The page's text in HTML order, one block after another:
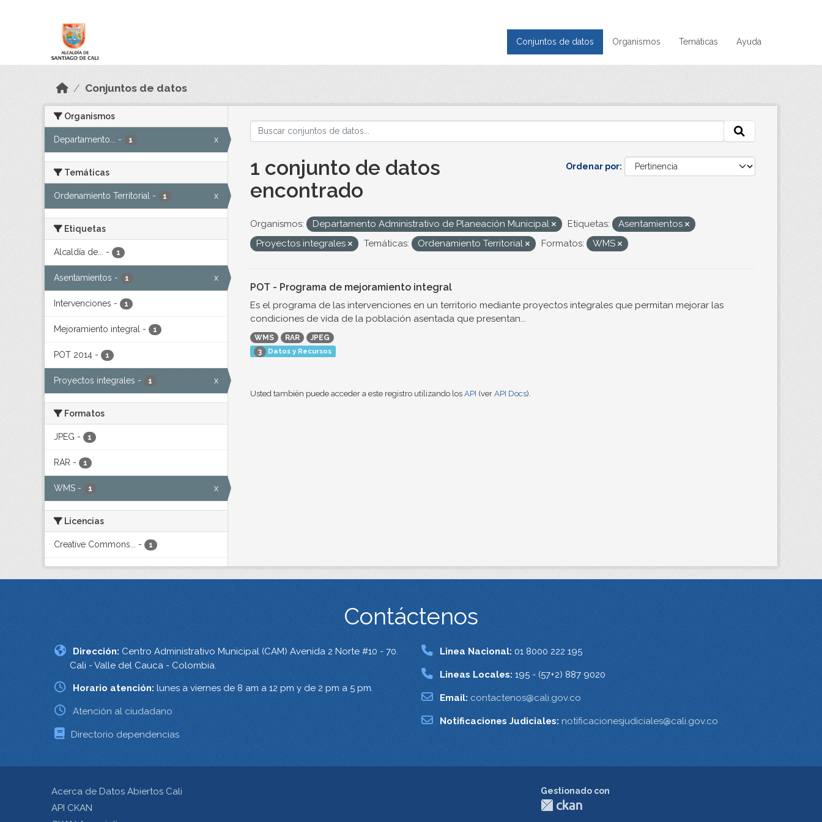
Conjuntos de datos Organismos Temáticas Ayuda
Conjuntos de datos
Organismos
Departamento... - 1 x
Temáticas
Ordenamiento Territorial - 1 x
Etiquetas
Alcaldía de... - 1
Asentamientos - 1 x
Intervenciones - 1
Mejoramiento integral - 1
POT 2014 - 1
Proyectos integrales - 1 x
Formatos
JPEG - 1
RAR - 1
WMS - 1 x
Licencias
Creative Commons... - 1
Ordenar por
1 conjunto de datos
encontrado
Organismos: Departamento Administrativo de Planeación Municipal Etiquetas:
Asentamientos
Proyectos integrales
Temáticas: Ordenamiento Territorial Formatos: WMS
POT - Programa de mejoramiento integral
Es el programa de las intervenciones en un territorio mediante proyectos integrales que permitan mejorar las
condiciones de vida de la población asentada que presentan...
WMS RAR
JPEG
3
Datos y Recursos
Usted también puede acceder a este registro utilizando los API (ver API Docs).
Contáctenos
Dirección: Centro Administrativo Municipal (CAM) Avenida 2 Norte #10 - 70.
Cali - Valle del Cauca - Colombia.
Horario atención: lunes a viernes de 8 am a 12 pm y de 2 pm a 5 pm.
Atención al ciudadano
Directorio dependencias
Linea Nacional: 01 8000 222 195
Lineas Locales: 195 - (57+2) 887 9020
Email: contactenos@cali.gov.co
Notificaciones Judiciales: notificacionesjudiciales@cali.gov.co
Acerca de Datos Abiertos Cali
API CKAN
Gestionado con